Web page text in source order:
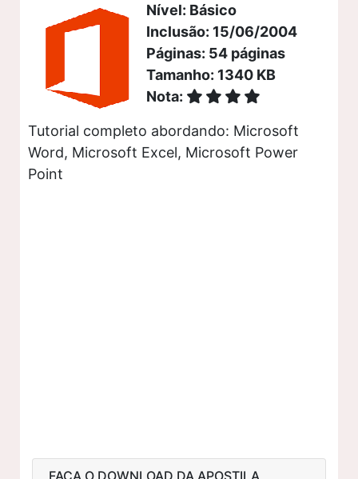
Nível: Básico
Inclusão: 15/06/2004
Páginas: 54 páginas
Tamanho: 1340 KB
Nota:
Tutorial completo abordando: Microsoft
Word, Microsoft Excel, Microsoft Power
Point
FAÇA O DOWNLOAD DA APOSTILA